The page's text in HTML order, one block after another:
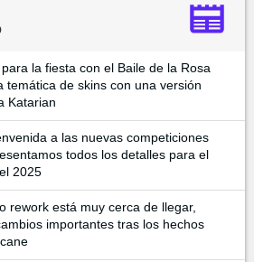
la fiesta con el Baile de la Rosa
temática de skins con una versión
Katarian
a las nuevas competiciones
todos los detalles para el
2025
rework está muy cerca de llegar,
importantes tras los hechos